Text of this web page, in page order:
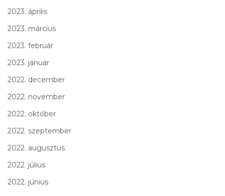
2023. április
2023. március
2023. február
2023. január
2022. december
2022. november
2022. október
2022. szeptember
2022. augusztus
2022. július
2022. június